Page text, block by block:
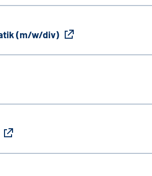
(m/w/div)